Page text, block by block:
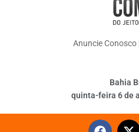
Anuncie Conosco
Bahia
quinta-feira 6 de